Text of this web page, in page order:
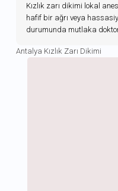
Kızlık zarı dikimi lokal
hafif bir ağrı veya
durumunda mutlaka
Antalya Kızlık Zarı Dikimi